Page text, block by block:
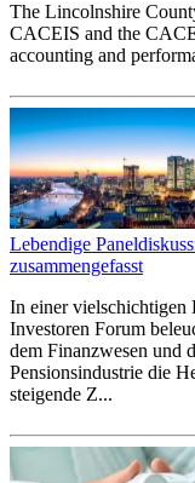
The Lincolnshire
CACEIS and the
accounting and
Lebendige
zusammengefasst
In einer
Investoren Forum
dem Finanzwesen und
Pensionsindustrie die
steigende Z...